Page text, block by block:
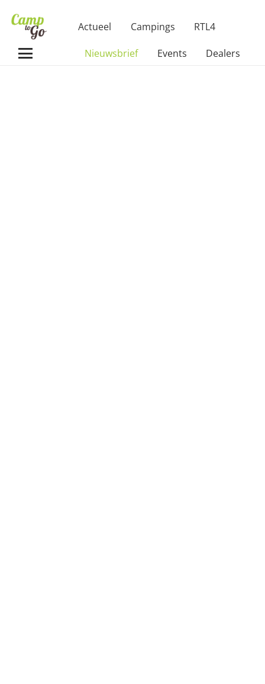
Actueel Campings RTL4
Nieuwsbrief Events Dealers